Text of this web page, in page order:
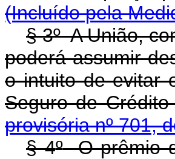
(Incluído pela
§ 3ºA União,
poderá assumir
o intuito de evitar
Seguro de
provisória nº 701,
§ 4ºO prêmio